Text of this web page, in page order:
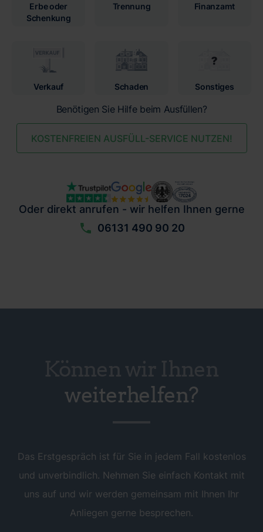
Erbe oder
Schenkung
Trennung Finanzamt
Verkauf Schaden Sonstiges
Benötigen Sie Hilfe beim Ausfüllen?
KOSTENFREIEN AUSFÜLL-SERVICE NUTZEN!
Oder direkt anrufen - wir helfen Ihnen gerne
06131 490 90 20
weiterhelfen?
Das Erstgespräch ist für Sie in jedem Fall kostenlos
und unverbindlich. Nehmen Sie einfach Kontakt mit
uns auf und wir werden gemeinsam mit Ihnen Ihr
Anliegen gerne besprechen.